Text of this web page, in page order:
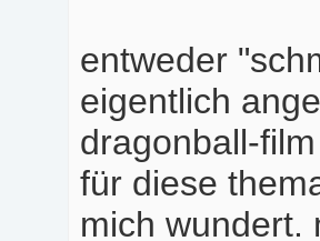
entweder
eigentlich
dragonball-
für diese
mich wundert.